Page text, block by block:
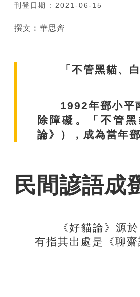
刊登日期 : 2021-06-15
撰文︰華思齊
「不管黑貓、白
1992年鄧小平南
除障礙。「不管
論》），成為當年
民間諺語成
《好貓論》源於
有指其出處是《聊